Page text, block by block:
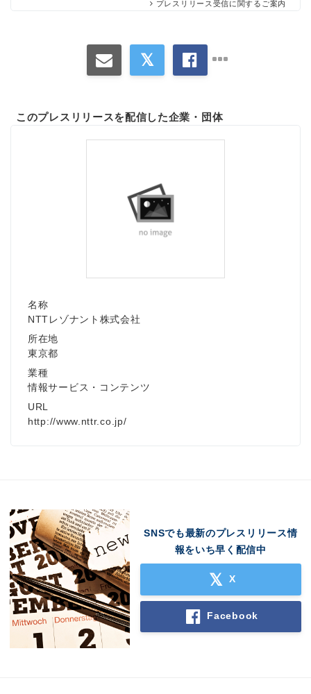
プレスリリース受信に関するご案内
このプレスリリースを配信した企業・団体
名称
NTTレゾナント株式会社
所在地
東京都
業種
情報サービス・コンテンツ
URL
http://www.nttr.co.jp/
SNSでも最新のプレスリリース情
報をいち早く配信中
X
Facebook